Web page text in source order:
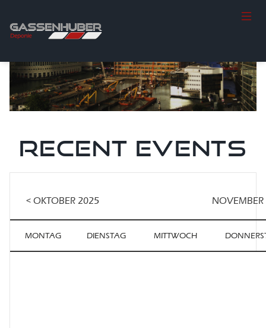
RECENT EVENTS
< OKTOBER 2025
MONTAG DIENSTAG MITTWOCH